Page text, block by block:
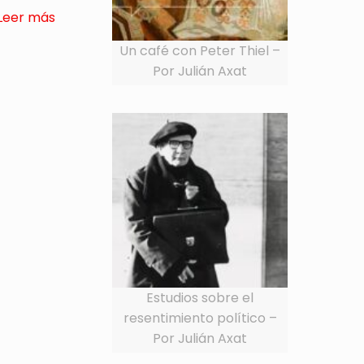
más
Un café con Peter Thiel –
Por Julián Axat
Estudios sobre el
resentimiento político –
Por Julián Axat